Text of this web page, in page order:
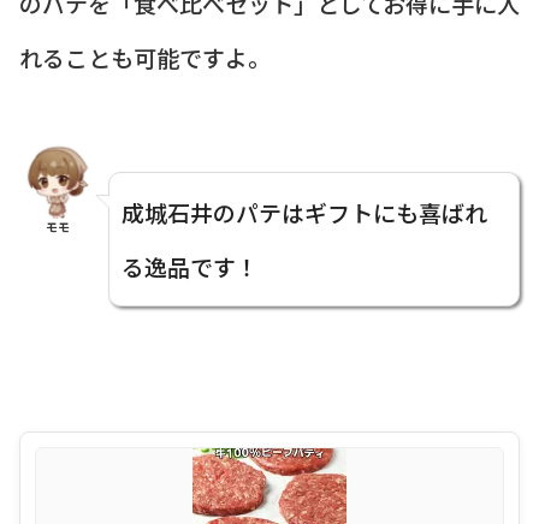
れることも可能ですよ。
モモ
成城石井のパテはギフトにも喜ばれ
る逸品です！